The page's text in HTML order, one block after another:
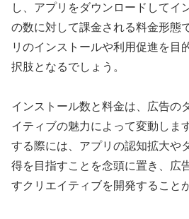
し、アプリをダウンロードしてイ
の数に対して課金される料金形態
リのインストールや利用促進を目
択肢となるでしょう。
インストール数と料金は、広告の
イティブの魅力によって変動しま
する際には、アプリの認知拡大や
得を目指すことを念頭に置き、広
すクリエイティブを開発すること